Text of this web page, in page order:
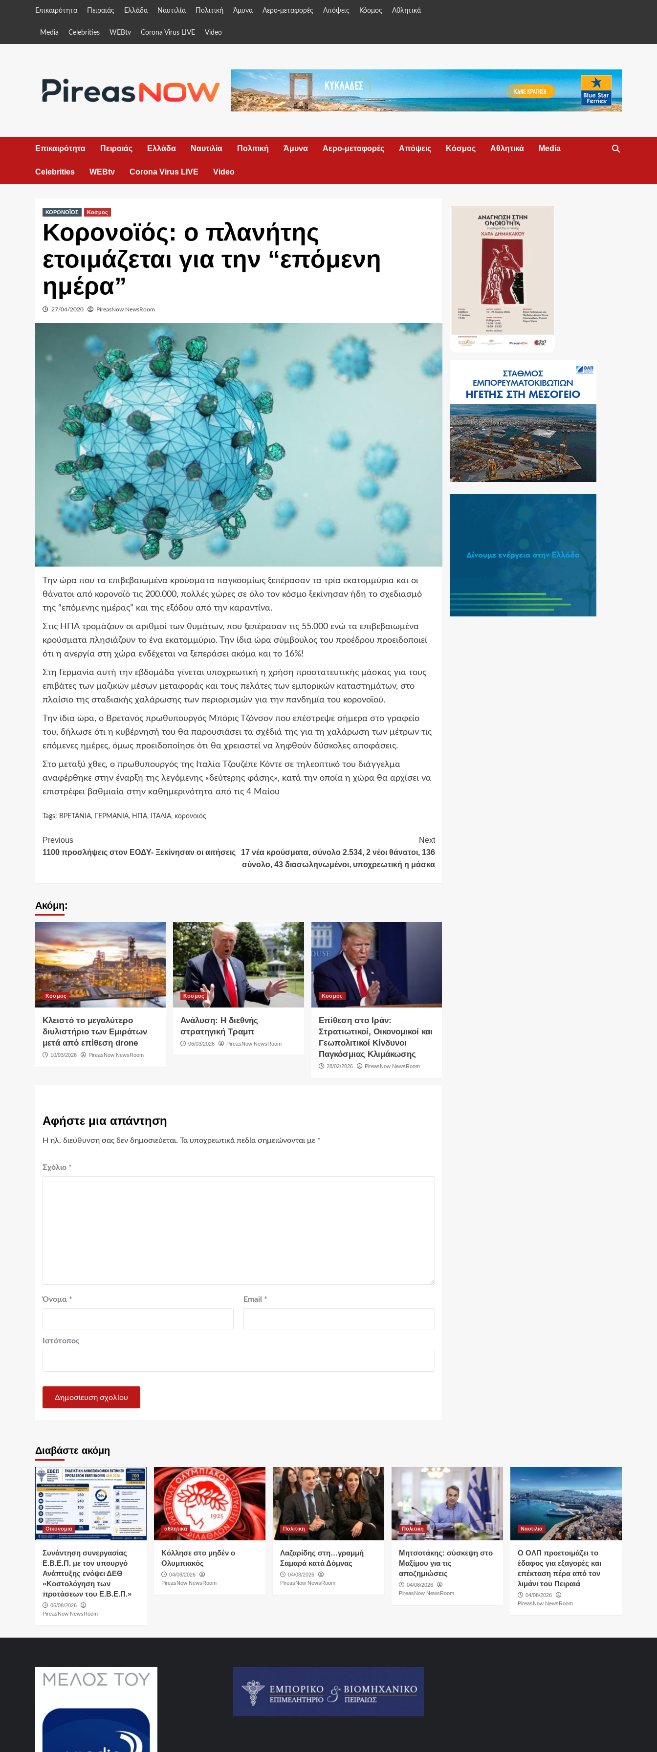
Επικαιρότητα Πειραιάς Ελλάδα Ναυτιλία Πολιτική Άμυνα Αερο-μεταφορές Απόψεις Κόσμος Αθλητικά
Media Celebrities WEBtv Corona Virus LIVE Video
Επικαιρότητα Πειραιάς Ελλάδα Ναυτιλία Πολιτική Άμυνα Αερο-μεταφορές Απόψεις Κόσμος Αθλητικά Media
Celebrities WEBtv Corona Virus LIVE Video
ΚΟΡΟΝΟΪΟΣ Κοσμος
Κορονοϊός: ο πλανήτης
ετοιμάζεται για την “επόμενη
ημέρα”
27/04/2020 PireasNow NewsRoom
Την ώρα που τα επιβεβαιωμένα κρούσματα παγκοσμίως ξεπέρασαν τα τρία εκατομμύρια και οι
θάνατοι από κορονοϊό τις 200.000, πολλές χώρες σε όλο τον κόσμο ξεκίνησαν ήδη το σχεδιασμό
της “επόμενης ημέρας” και της εξόδου από την καραντίνα.
Στις ΗΠΑ τρομάζουν οι αριθμοί των θυμάτων, που ξεπέρασαν τις 55.000 ενώ τα επιβεβαιωμένα
κρούσματα πλησιάζουν το ένα εκατομμύριο. Την ίδια ώρα σύμβουλος του προέδρου προειδοποιεί
ότι η ανεργία στη χώρα ενδέχεται να ξεπεράσει ακόμα και το 16%!
Στη Γερμανία αυτή την εβδομάδα γίνεται υποχρεωτική η χρήση προστατευτικής μάσκας για τους
επιβάτες των μαζικών μέσων μεταφοράς και τους πελάτες των εμπορικών καταστημάτων, στο
πλαίσιο της σταδιακής χαλάρωσης των περιορισμών για την πανδημία του κορονοϊού.
Την ίδια ώρα, ο Βρετανός πρωθυπουργός Μπόρις Τζόνσον που επέστρεψε σήμερα στο γραφείο
του, δήλωσε ότι η κυβέρνησή του θα παρουσιάσει τα σχέδιά της για τη χαλάρωση των μέτρων τις
επόμενες ημέρες, όμως προειδοποίησε ότι θα χρειαστεί να ληφθούν δύσκολες αποφάσεις.
Στο μεταξύ χθες, ο πρωθυπουργός της Ιταλία Τζουζέπε Κόντε σε τηλεοπτικό του διάγγελμα
αναφέρθηκε στην έναρξη της λεγόμενης «δεύτερης φάσης», κατά την οποία η χώρα θα αρχίσει να
επιστρέφει βαθμιαία στην καθημερινότητα από τις 4 Μαίου
Tags: ΒΡΕΤΑΝΙΑ, ΓΕΡΜΑΝΙΑ, ΗΠΑ, ΙΤΑΛΙΑ, κορονοιός
Continue
Reading
Previous
1100 προσλήψεις στον ΕΟΔΥ- Ξεκίνησαν οι αιτήσεις
Next
17 νέα κρούσματα, σύνολο 2.534, 2 νέοι θάνατοι, 136
σύνολο, 43 διασωληνωμένοι, υποχρεωτική η μάσκα
Ακόμη:
Κοσμος
Κλειστό το μεγαλύτερο
διυλιστήριο των Εμιράτων
μετά από επίθεση drone
10/03/2026 PireasNow NewsRoom
Κοσμος
Ανάλυση: Η διεθνής
στρατηγική Τραμπ
06/03/2026 PireasNow NewsRoom
Κοσμος
Επίθεση στο Ιράν:
Στρατιωτικοί, Οικονομικοί και
Γεωπολιτικοί Κίνδυνοι
Παγκόσμιας Κλιμάκωσης
28/02/2026 PireasNow NewsRoom
Αφήστε μια απάντηση
Η ηλ. διεύθυνση σας δεν δημοσιεύεται. Τα υποχρεωτικά πεδία σημειώνονται με *
Σχόλιο *
Όνομα * Email *
Ιστότοπος
Διαβάστε ακόμη
Οικονομια
Συνάντηση συνεργασίας
Ε.Β.Ε.Π. με τον υπουργό
Ανάπτυξης ενόψει ΔΕΘ
«Κοστολόγηση των
προτάσεων του Ε.Β.Ε.Π.»
06/08/2026
PireasNow NewsRoom
αθλητικα
Κόλλησε στο μηδέν ο
Ολυμπιακός
04/08/2026
PireasNow NewsRoom
Πολιτικη
Λαζαρίδης στη…γραμμή
Σαμαρά κατά Δόμνας
04/08/2026
PireasNow NewsRoom
Πολιτικη
Μητσοτάκης: σύσκεψη στο
Μαξίμου για τις
αποζημιώσεις
04/08/2026
PireasNow NewsRoom
Ναυτιλια
O ΟΛΠ προετοιμάζει το
έδαφος για εξαγορές και
επέκταση πέρα από τον
λιμάνι του Πειραιά
04/08/2026
PireasNow NewsRoom